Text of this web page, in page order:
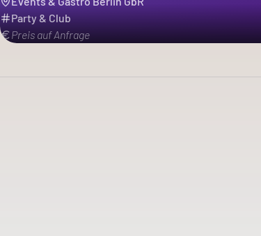
Party & Club
Preis auf Anfrage